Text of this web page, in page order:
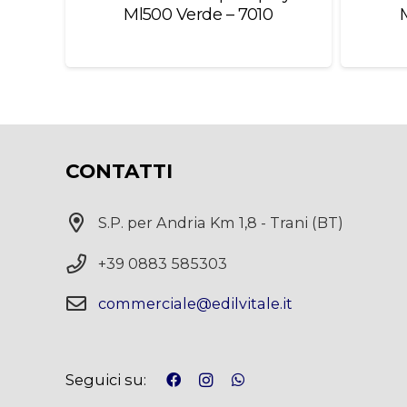
Ml500 Verde – 7010
CONTATTI
S.P. per Andria Km 1,8 - Trani (BT)
+39 0883 585303
commerciale@edilvitale.it
Seguici su: